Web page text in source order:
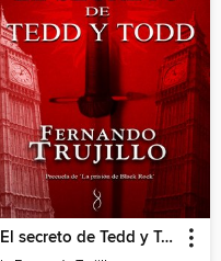
El secreto de Tedd y Todd (Precuela de La prisión de Black Rock)